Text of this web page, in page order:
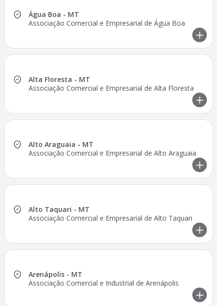
Água Boa - MT
Associação Comercial e Empresarial de Água Boa
Alta Floresta - MT
Associação Comercial e Empresarial de Alta Floresta
Alto Araguaia - MT
Associação Comercial e Empresarial de Alto Araguaia
Alto Taquari - MT
Associação Comercial e Empresarial de Alto Taquari
Arenápolis - MT
Associação Comercial e Industrial de Arenápolis